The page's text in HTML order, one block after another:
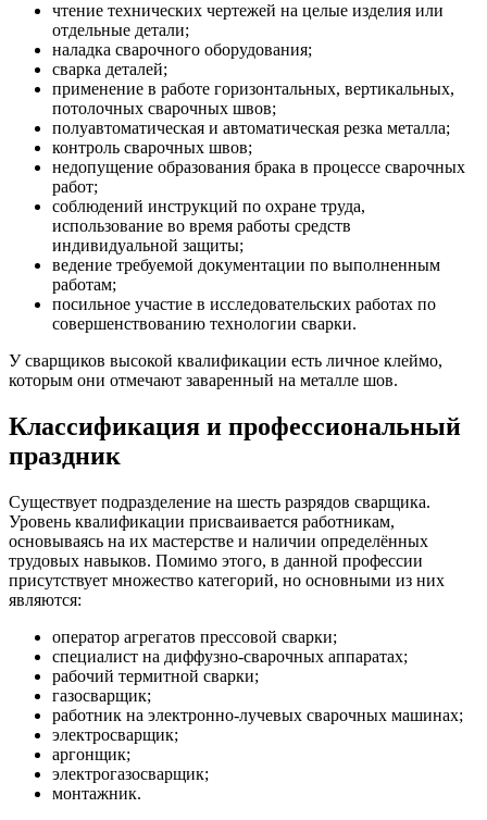
чтение технических чертежей на целые изделия или
отдельные детали;
наладка сварочного оборудования;
сварка деталей;
применение в работе горизонтальных, вертикальных,
потолочных сварочных швов;
полуавтоматическая и автоматическая резка металла;
контроль сварочных швов;
недопущение образования брака в процессе сварочных
работ;
соблюдений инструкций по охране труда,
использование во время работы средств
индивидуальной защиты;
ведение требуемой документации по выполненным
работам;
посильное участие в исследовательских работах по
совершенствованию технологии сварки.
У сварщиков высокой квалификации есть личное клеймо,
которым они отмечают заваренный на металле шов.
Классификация и профессиональный
праздник
Существует подразделение на шесть разрядов сварщика.
Уровень квалификации присваивается работникам,
основываясь на их мастерстве и наличии определённых
трудовых навыков. Помимо этого, в данной профессии
присутствует множество категорий, но основными из них
являются:
оператор агрегатов прессовой сварки;
специалист на диффузно-сварочных аппаратах;
рабочий термитной сварки;
газосварщик;
работник на электронно-лучевых сварочных машинах;
электросварщик;
аргонщик;
электрогазосварщик;
монтажник.